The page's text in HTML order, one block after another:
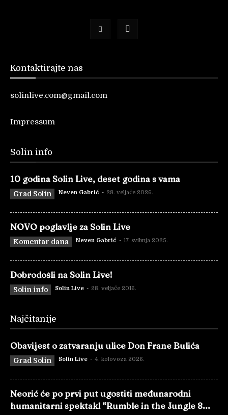
Kontaktirajte nas
solinlive.com@gmail.com
Impressum
Solin info
10 godina Solin Live, deset godina s vama
Grad Solin Neven Gabrić - 28. veljače 2026.
NOVO poglavlje za Solin Live
Komentar dana Neven Gabrić - 17. svibnja 2025.
Dobrodošli na Solin Live!
Solin info Solin Live - 28. veljače 2016.
Najčitanije
Obavijest o zatvaranju ulice Don Frane Bulića
Grad Solin Solin Live - 4. kolovoza 2026.
Neorić će po prvi put ugostiti međunarodni
humanitarni spektakl “Rumble in the Jungle 8...